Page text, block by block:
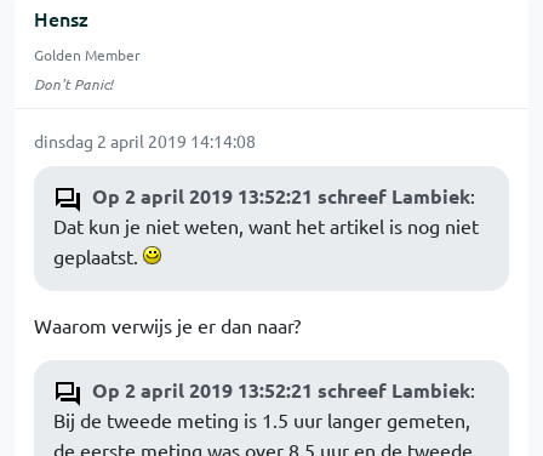
Hensz
Golden Member
Don't Panic!
dinsdag 2 april 2019 14:14:08
Op 2 april 2019 13:52:21 schreef Lambiek:
Dat kun je niet weten, want het artikel is nog niet
geplaatst.
Waarom verwijs je er dan naar?
Op 2 april 2019 13:52:21 schreef Lambiek:
Bij de tweede meting is 1.5 uur langer gemeten,
de eerste meting was over 8.5 uur en de tweede